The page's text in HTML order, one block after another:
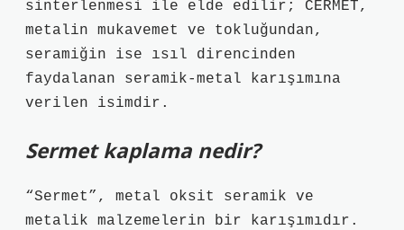
sinterlenmesi ile elde edilir; CERMET,
metalin mukavemet ve tokluğundan,
seramiğin ise ısıl direncinden
faydalanan seramik-metal karışımına
verilen isimdir.
Sermet kaplama nedir?
“Sermet”, metal oksit seramik ve
metalik malzemelerin bir karışımıdır.